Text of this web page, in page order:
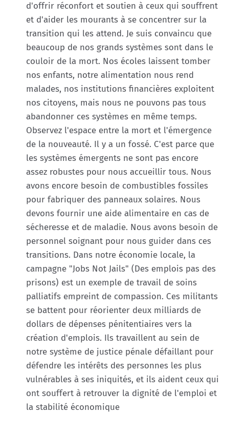
d'offrir réconfort et soutien à ceux qui souffrent
et d'aider les mourants à se concentrer sur la
transition qui les attend. Je suis convaincu que
beaucoup de nos grands systèmes sont dans le
couloir de la mort. Nos écoles laissent tomber
nos enfants, notre alimentation nous rend
malades, nos institutions financières exploitent
nos citoyens, mais nous ne pouvons pas tous
abandonner ces systèmes en même temps.
Observez l'espace entre la mort et l'émergence
de la nouveauté. Il y a un fossé. C'est parce que
les systèmes émergents ne sont pas encore
assez robustes pour nous accueillir tous. Nous
avons encore besoin de combustibles fossiles
pour fabriquer des panneaux solaires. Nous
devons fournir une aide alimentaire en cas de
sécheresse et de maladie. Nous avons besoin de
personnel soignant pour nous guider dans ces
transitions. Dans notre économie locale, la
campagne "Jobs Not Jails" (Des emplois pas des
prisons) est un exemple de travail de soins
palliatifs empreint de compassion. Ces militants
se battent pour réorienter deux milliards de
dollars de dépenses pénitentiaires vers la
création d'emplois. Ils travaillent au sein de
notre système de justice pénale défaillant pour
défendre les intérêts des personnes les plus
vulnérables à ses iniquités, et ils aident ceux qui
ont souffert à retrouver la dignité de l'emploi et
la stabilité économique